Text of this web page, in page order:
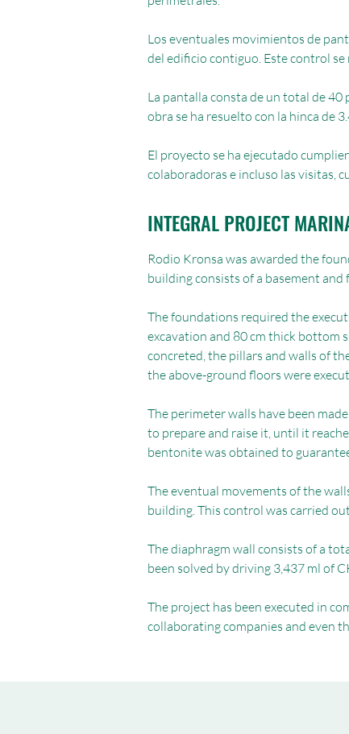
Los eventuales movimientos de
del edificio contiguo. Este control
La pantalla consta de un total de
obra se ha resuelto con la hinca de
El proyecto se ha ejecutado
colaboradoras e incluso las visitas,
INTEGRAL PROJECT
Rodio Kronsa was awarded the
building consists of a basement
The foundations required the
excavation and 80 cm thick bottom
concreted, the pillars and walls of
the above-ground floors were
The perimeter walls have been
to prepare and raise it, until it
bentonite was obtained to
The eventual movements of the
building. This control was carried
The diaphragm wall consists of a
been solved by driving 3,437 ml of
The project has been executed in
collaborating companies and even